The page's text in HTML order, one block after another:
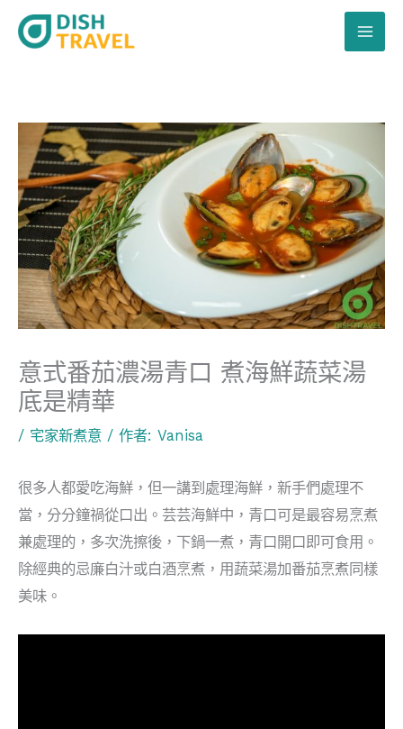
意式番茄濃湯青口 煮海鮮蔬菜湯
底是精華
/ 宅家新煮意 / 作者: Vanisa
很多人都愛吃海鮮，但一講到處理海鮮，新手們處理不
當，分分鐘禍從口出。芸芸海鮮中，青口可是最容易烹煮
兼處理的，多次洗擦後，下鍋一煮，青口開口即可食用。
除經典的忌廉白汁或白酒烹煮，用蔬菜湯加番茄烹煮同樣
美味。